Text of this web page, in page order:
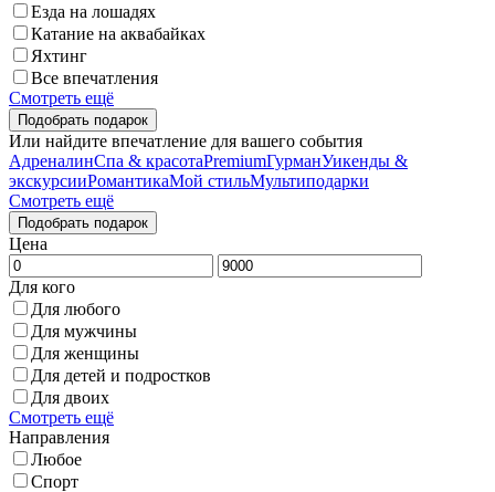
Езда на лошадях
Катание на аквабайках
Яхтинг
Все впечатления
Смотреть ещё
Или найдите впечатление для вашего события
АдреналинСпа & красотаPremiumГурманУикенды &
экскурсииРомантикаМой стильМультиподарки
Смотреть ещё
Цена
Для кого
Для любого
Для мужчины
Для женщины
Для детей и подростков
Для двоих
Смотреть ещё
Направления
Любое
Спорт